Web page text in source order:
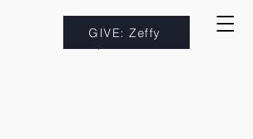
GIVE: Zeffy